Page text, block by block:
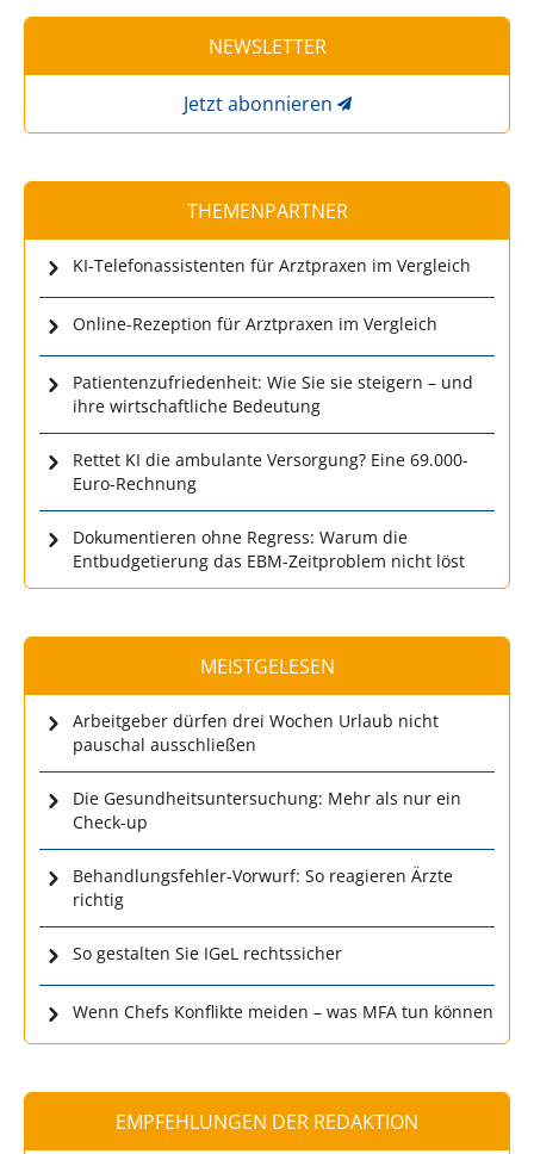
NEWSLETTER
Jetzt abonnieren
THEMENPARTNER
KI-Telefonassistenten für Arztpraxen im Vergleich
Online-Rezeption für Arztpraxen im Vergleich
Patientenzufriedenheit: Wie Sie sie steigern – und
ihre wirtschaftliche Bedeutung
Rettet KI die ambulante Versorgung? Eine 69.000-
Euro-Rechnung
Dokumentieren ohne Regress: Warum die
Entbudgetierung das EBM-Zeitproblem nicht löst
MEISTGELESEN
Arbeitgeber dürfen drei Wochen Urlaub nicht
pauschal ausschließen
Die Gesundheitsuntersuchung: Mehr als nur ein
Check-up
Behandlungsfehler-Vorwurf: So reagieren Ärzte
richtig
So gestalten Sie IGeL rechtssicher
Wenn Chefs Konflikte meiden – was MFA tun können
EMPFEHLUNGEN DER REDAKTION